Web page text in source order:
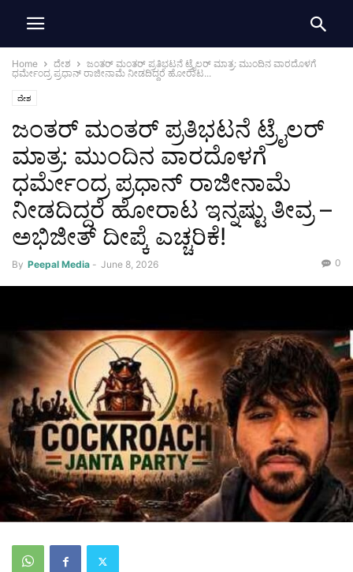
Home ದೇಶ
ಜಂತರ್ ಮಂತರ್ ಪ್ರತಿಭಟನೆ ಟ್ರೈಲರ್ ಮಾತ್ರ: ಮುಂದಿನ ವಾರದೊಳಗೆ
ಧರ್ಮೇಂದ್ರ ಪ್ರಧಾನ್ ರಾಜೀನಾಮೆ ನೀಡದಿದ್ದರೆ ಹೋರಾಟ...
ದೇಶ
ಜಂತರ್ ಮಂತರ್ ಪ್ರತಿಭಟನೆ ಟ್ರೈಲರ್
ಮಾತ್ರ: ಮುಂದಿನ ವಾರದೊಳಗೆ
ಧರ್ಮೇಂದ್ರ ಪ್ರಧಾನ್ ರಾಜೀನಾಮೆ
ನೀಡದಿದ್ದರೆ ಹೋರಾಟ ಇನ್ನಷ್ಟು ತೀವ್ರ –
ಅಭಿಜೀತ್ ದೀಪ್ಕೆ ಎಚ್ಚರಿಕೆ!
By Peepal Media - June 8, 2026 0